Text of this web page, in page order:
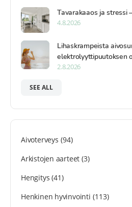
Tavarakaaos ja stressi
4.8.2026
Lihaskrampeista
elektrolyyttipuutoksen
2.8.2026
SEE ALL
Aivoterveys (94)
Arkistojen aarteet (3)
Hengitys (41)
Henkinen hyvinvointi (113)